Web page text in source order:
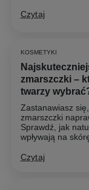
Czytaj
KOSMETYKI
zmarszczki –
twarzy
Zastanawiasz
zmarszczki
Sprawdź, jak
wpływają na
Czytaj